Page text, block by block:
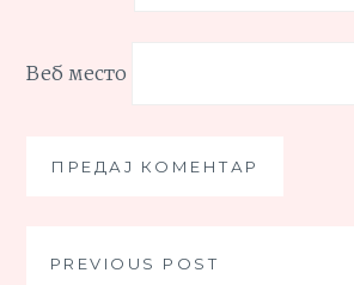
Веб место
Кретање
PREVIOUS POST